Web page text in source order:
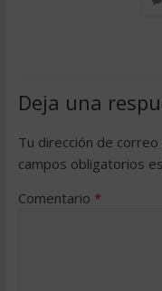
Deja una
Tu dirección de
campos obligatorios
Comentario *